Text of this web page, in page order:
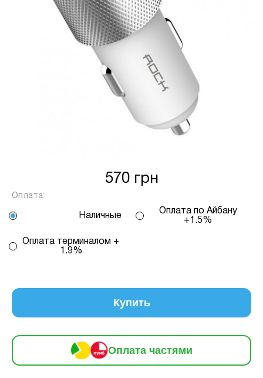
570 грн
Оплата:
Наличные
Оплата по Айбану
+1.5%
Оплата терминалом +
1.9%
Купить
Оплата частями
від кількості обраних вами платежів, від 2
до 25, та вираховується за допомогою
калькулятору або за консультацією нашого
Для оформлення розстрочки, в застосунку
ПРИВАТБАНК у вас має бути відкритий ліміт на
МИТТЄВА РОЗСТРОЧКА чи ОПЛАТА
можливість доплатити різницю безпосередньо в
нашому магазині.
ПУМБ
платежів:
12
Інформація:
придбати товар в розстрочку.
Для оформлення розстрочки вам необхідно